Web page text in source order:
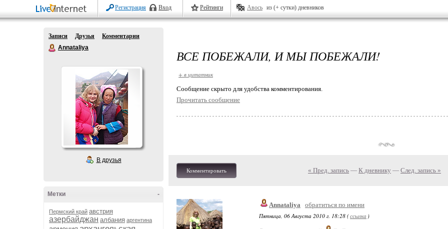
Регистрация Вход Рейтинги Авось из (+ сутки) дневников
Записи Друзья
Комментарии
Annataliya
В друзья
-
Метки
Пермский край австрия
азербайджан албания аргентина
ВСЕ ПОБЕЖАЛИ, И МЫ ПОБЕЖАЛИ!
+ в цитатник
Cообщение скрыто для удобства комментирования.
Прочитать сообщение
Комментировать « Пред. запись — К дневнику — След. запись »
Annataliya
обратиться по имени
Пятница, 06 Августа 2010 г. 18:28 (ссылка )